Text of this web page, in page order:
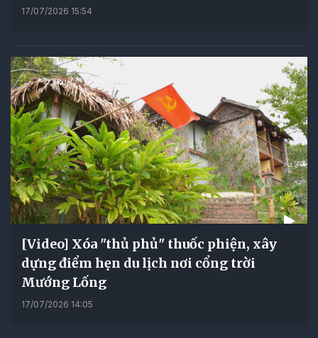
17/07/2026 15:54
[Video] Xóa "thủ phủ" thuốc phiện, xây
dựng điểm hẹn du lịch nơi cổng trời
Mướng Lống
17/07/2026 14:05